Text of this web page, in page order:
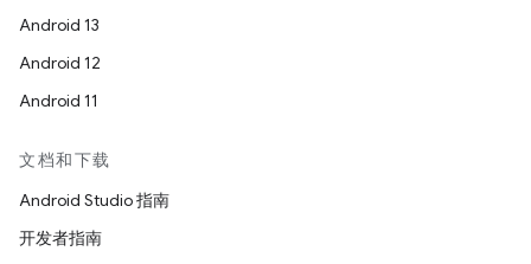
Android 13
Android 12
Android 11
文档和下载
Android Studio 指南
开发者指南